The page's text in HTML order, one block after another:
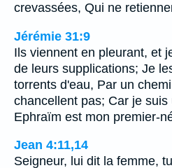
crevassées, Qui ne
Jérémie 31:9
Ils viennent en pleurant, et
de leurs supplications; Je
torrents d'eau, Par un
chancellent pas; Car je
Ephraïm est mon premier-
Jean 4:11,14
Seigneur, lui dit la femme,